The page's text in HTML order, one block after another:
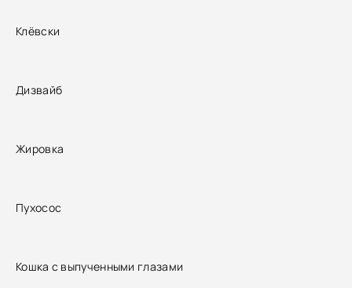
Клёвски
Дизвайб
Жировка
Пухосос
Кошка с выпученными глазами